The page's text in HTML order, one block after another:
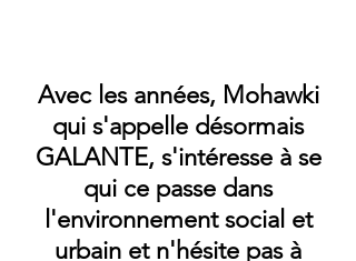
Avec les années, Mohawki
qui s'appelle désormais
GALANTE, s'intéresse à se
qui ce passe dans
l'environnement social et
urbain et n'hésite pas à